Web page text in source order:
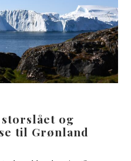
storslået og
til Grønland